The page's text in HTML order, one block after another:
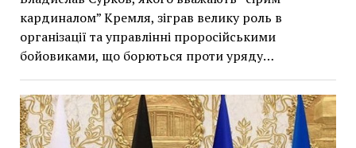
кардиналом” Кремля, зіграв велику роль в
організації та управлінні проросійськими
бойовиками, що борються проти уряду…